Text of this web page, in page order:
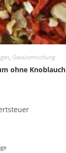
, Gewürzmischung
ohne Knoblauch